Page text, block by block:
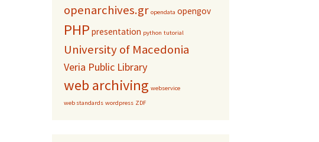
openarchives.gr opendata opengov
PHP presentation python tutorial
University of Macedonia
Veria Public Library
web archiving webservice
web standards wordpress ZDF